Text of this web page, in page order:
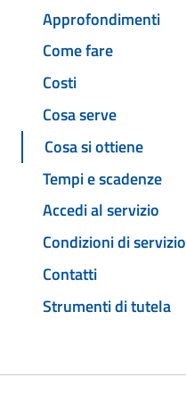
Approfondimenti
Come fare
Costi
Cosa serve
Cosa si ottiene
Tempi e scadenze
Accedi al servizio
Condizioni di servizio
Contatti
Strumenti di tutela